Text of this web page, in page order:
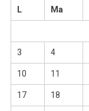
L
Ma
3 4
10 11
17 18